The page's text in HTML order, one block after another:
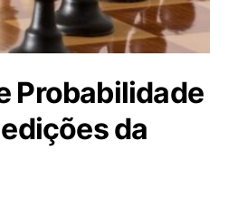
Probabilidade
da